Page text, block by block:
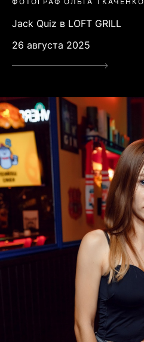
Jack Quiz в LOFT GRILL
26 августа 2025